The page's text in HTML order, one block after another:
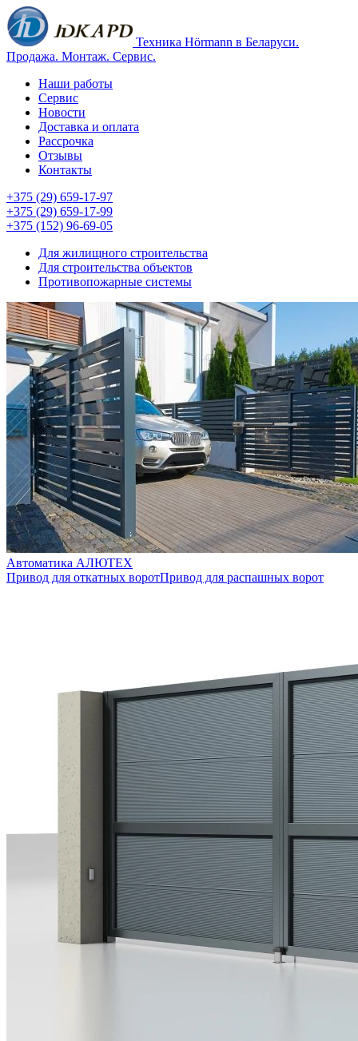
Техника Hörmann в Беларуси.
Продажа. Монтаж. Сервис.
Наши работы
Сервис
Новости
Доставка и оплата
Рассрочка
Отзывы
Контакты
+375 (29) 659-17-97
+375 (29) 659-17-99
+375 (152) 96-69-05
Для жилищного строительства
Для строительства объектов
Противопожарные системы
Автоматика AЛЮТЕХ
Привод для откатных воротПривод для распашных ворот